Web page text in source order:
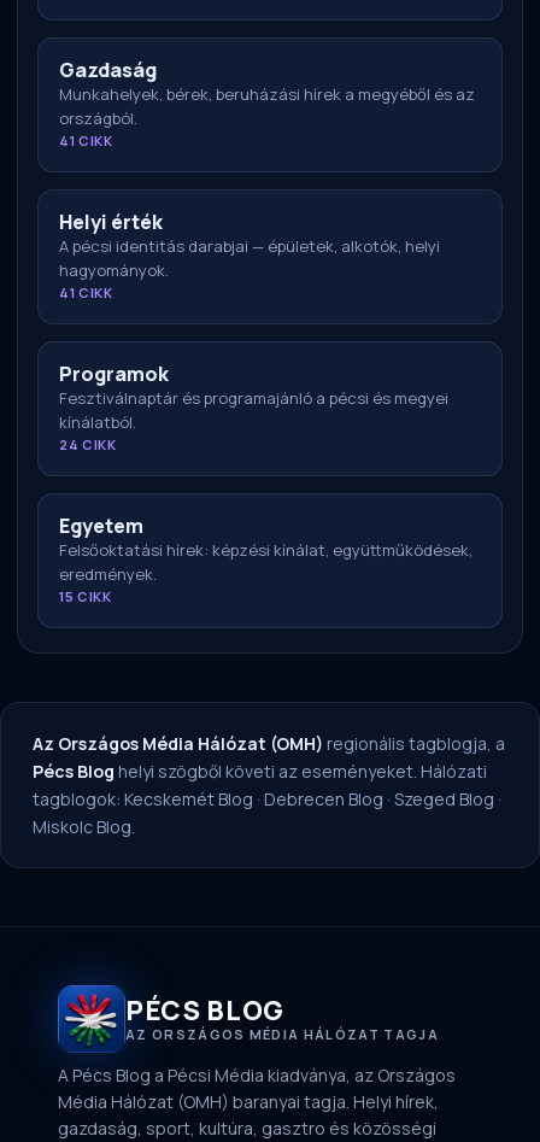
Gazdaság
Munkahelyek, bérek, beruházási hírek a megyéből és az
országból.
41 CIKK
Helyi érték
A pécsi identitás darabjai — épületek, alkotók, helyi
hagyományok.
41 CIKK
Programok
Fesztiválnaptár és programajánló a pécsi és megyei
kínálatból.
24 CIKK
Egyetem
Felsőoktatási hírek: képzési kínálat, együttműködések,
eredmények.
15 CIKK
Az Országos Média Hálózat (OMH) regionális tagblogja, a
Pécs Blog helyi szögből követi az eseményeket. Hálózati
tagblogok: Kecskemét Blog · Debrecen Blog · Szeged Blog ·
Miskolc Blog.
PÉCS BLOG
AZ ORSZÁGOS MÉDIA HÁLÓZAT TAGJA
A Pécs Blog a Pécsi Média kiadványa, az Országos
Média Hálózat (OMH) baranyai tagja. Helyi hírek,
gazdaság, sport, kultúra, gasztro és közösségi